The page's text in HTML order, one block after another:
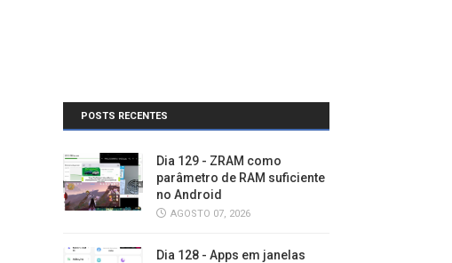
POSTS RECENTES
Dia 129 - ZRAM como
parâmetro de RAM suficiente
no Android
AGOSTO 07, 2026
Dia 128 - Apps em janelas